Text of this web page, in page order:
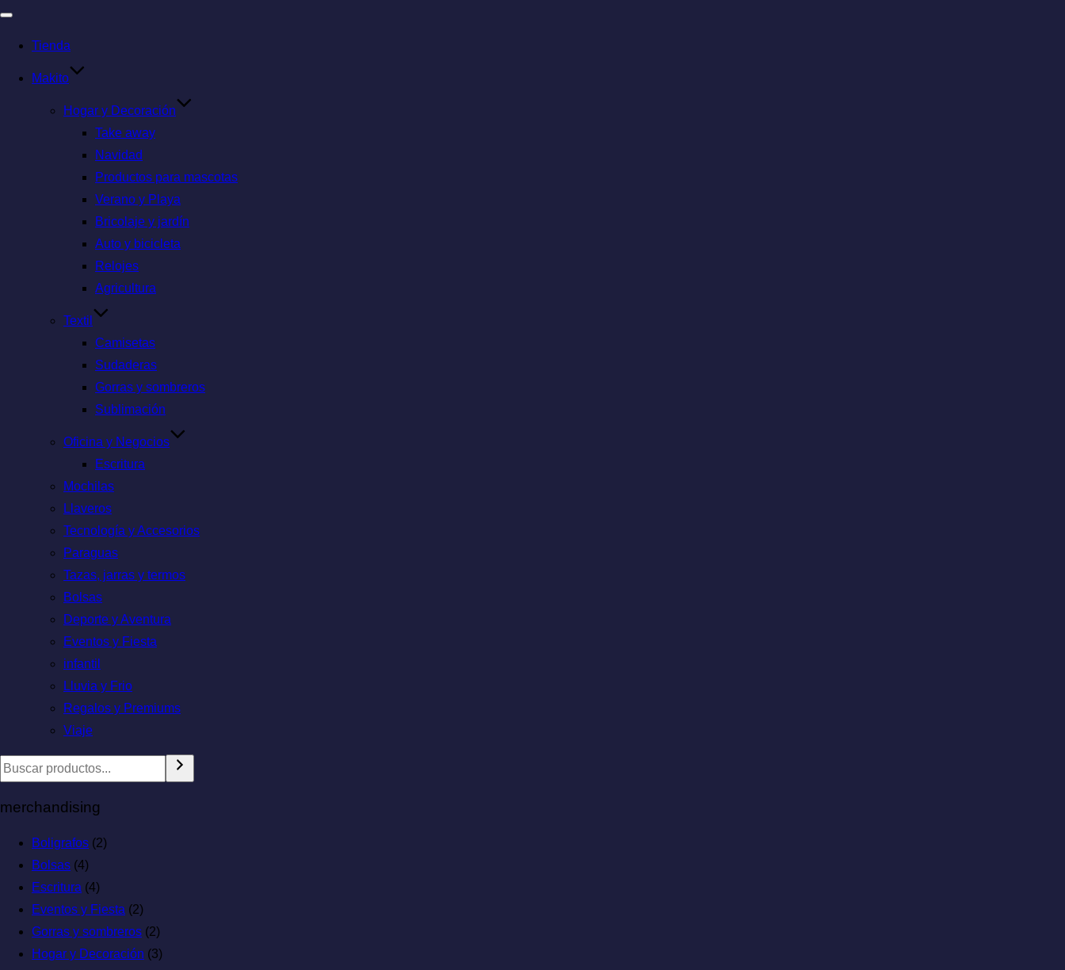
Tienda
Makito
Hogar y Decoración
Take away
Navidad
Productos para mascotas
Verano y Playa
Bricolaje y jardín
Auto y bicicleta
Relojes
Agricultura
Textil
Camisetas
Sudaderas
Gorras y sombreros
Sublimación
Oficina y Negocios
Escritura
Mochilas
Llaveros
Tecnología y Accesorios
Paraguas
Tazas, jarras y termos
Bolsas
Deporte y Aventura
Eventos y Fiesta
infantil
Lluvia y Frio
Regalos y Premiums
Viaje
merchandising
Boligrafos (2)
Bolsas (4)
Escritura (4)
Eventos y Fiesta (2)
Gorras y sombreros (2)
Hogar y Decoración (3)